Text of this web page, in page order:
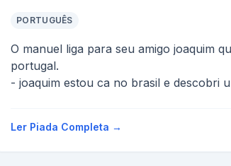
PORTUGUÊS
O manuel liga para seu amigo joaquim
portugal.
- joaquim estou ca no brasil e descobri uma forma
Ler Piada Completa →